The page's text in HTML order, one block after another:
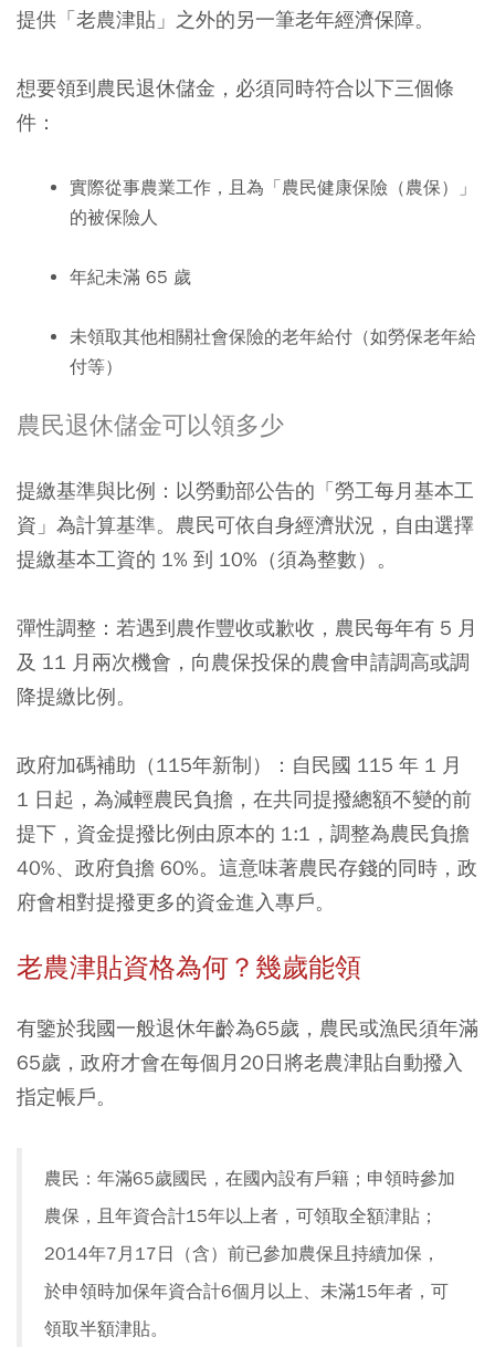
提供「老農津貼」之外的另一筆老年經濟保障。
想要領到農民退休儲金，必須同時符合以下三個條
件：
實際從事農業工作，且為「農民健康保險（農保）」
的被保險人
年紀未滿 65 歲
未領取其他相關社會保險的老年給付（如勞保老年給
付等）
農民退休儲金可以領多少
提繳基準與比例：以勞動部公告的「勞工每月基本工
資」為計算基準。農民可依自身經濟狀況，自由選擇
提繳基本工資的 1% 到 10%（須為整數）。
彈性調整：若遇到農作豐收或歉收，農民每年有 5 月
及 11 月兩次機會，向農保投保的農會申請調高或調
降提繳比例。
政府加碼補助（115年新制）：自民國 115 年 1 月
1 日起，為減輕農民負擔，在共同提撥總額不變的前
提下，資金提撥比例由原本的 1:1，調整為農民負擔
40%、政府負擔 60%。這意味著農民存錢的同時，政
府會相對提撥更多的資金進入專戶。
老農津貼資格為何？幾歲能領
有鑒於我國一般退休年齡為65歲，農民或漁民須年滿
65歲，政府才會在每個月20日將老農津貼自動撥入
指定帳戶。
農民：年滿65歲國民，在國內設有戶籍；申領時參加
農保，且年資合計15年以上者，可領取全額津貼；
2014年7月17日（含）前已參加農保且持續加保，
於申領時加保年資合計6個月以上、未滿15年者，可
領取半額津貼。